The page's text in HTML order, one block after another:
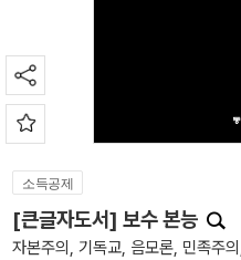
소득공제
[큰글자도서] 보수 본능
자본주의, 기독교, 음모론, 민족주